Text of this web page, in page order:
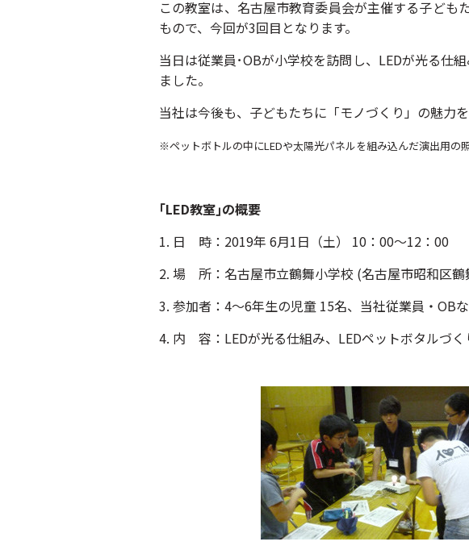
この教室は、名古屋市教育委員会が主催する子ど
もので、今回が3回目となります。
当日は従業員･OBが小学校を訪問し、LEDが光る仕
ました。
当社は今後も、子どもたちに「モノづくり」の魅力
※ペットボトルの中にLEDや太陽光パネルを組み込んだ演出用の
｢LED教室｣の概要
1. 日 時：2019年 6月1日（土） 10：00～12：00
2. 場 所：名古屋市立鶴舞小学校 (名古屋市昭和区鶴
3. 参加者：4～6年生の児童 15名、当社従業員・OB
4. 内 容：LEDが光る仕組み、LEDペットボタルづく